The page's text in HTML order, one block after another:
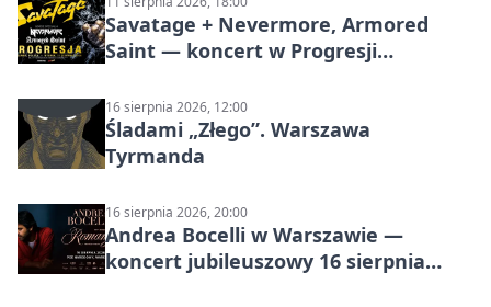
Savatage + Nevermore, Armored
Saint — koncert w Progresji
16 sierpnia 2026, 12:00
Śladami „Złego”. Warszawa
Tyrmanda
16 sierpnia 2026, 20:00
Andrea Bocelli w Warszawie —
koncert jubileuszowy 16 sierpnia